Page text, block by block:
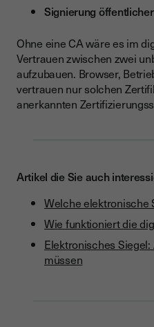
Signierung
Ohne eine CA wäre es im
Vertrauen zwischen zwei
aufzubauen. Browser,
vertrauen nur solchen
anerkannten
Artikel die Sie auch
Welche elektronische
Wie funktioniert die
Elektronisches
müssen